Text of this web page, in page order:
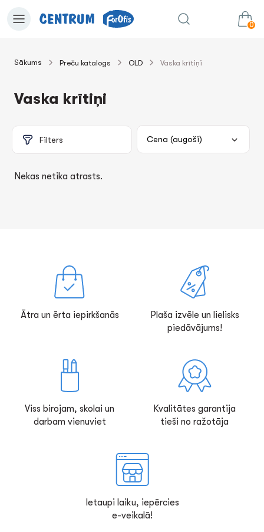
0
Sākums Preču katalogs OLD Vaska krītiņi
Vaska krītiņi
Filters
Nekas netika atrasts.
Ātra un ērta iepirkšanās
Plaša izvēle un lielisks
piedāvājums!
Viss birojam, skolai un
darbam vienuviet
Kvalitātes garantija
tieši no ražotāja
Ietaupi laiku, iepērcies
e-veikalā!